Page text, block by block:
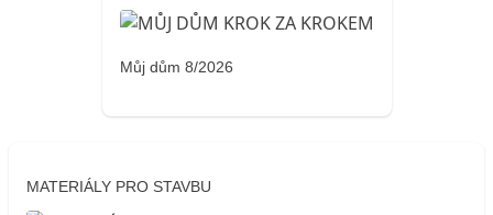
Můj dům 8/2026
MATERIÁLY PRO STAVBU